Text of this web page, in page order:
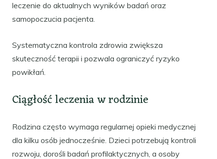
leczenie do aktualnych wyników badań oraz
samopoczucia pacjenta.
Systematyczna kontrola zdrowia zwiększa
skuteczność terapii i pozwala ograniczyć ryzyko
powikłań.
Ciągłość leczenia w rodzinie
Rodzina często wymaga regularnej opieki medycznej
dla kilku osób jednocześnie. Dzieci potrzebują kontroli
rozwoju, dorośli badań profilaktycznych, a osoby